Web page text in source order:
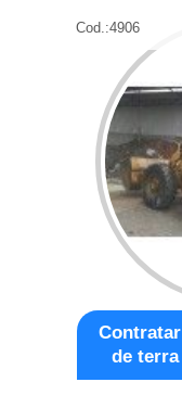
Cod.:4906
de